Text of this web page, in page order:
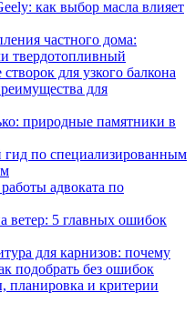
как выбор масла влияет
частного дома:
твердотопливный
для узкого балкона
для
природные памятники в
по специализированным
адвоката по
ветер: 5 главных ошибок
для карнизов: почему
подобрать без ошибок
планировка и критерии